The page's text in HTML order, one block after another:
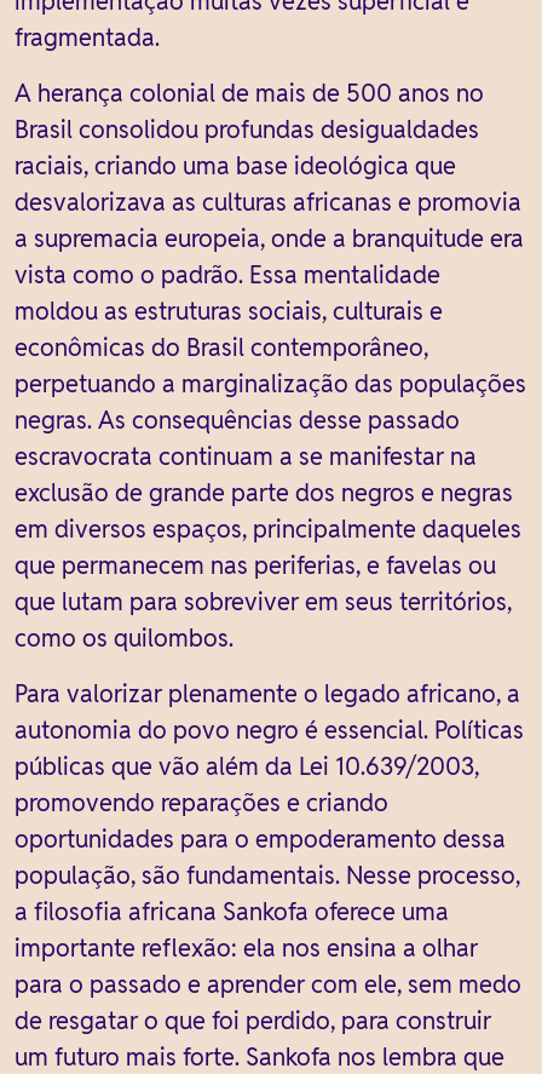
fragmentada.
A herança colonial de mais de 500 anos no
Brasil consolidou profundas desigualdades
raciais, criando uma base ideológica que
desvalorizava as culturas africanas e promovia
a supremacia europeia, onde a branquitude era
vista como o padrão. Essa mentalidade
moldou as estruturas sociais, culturais e
econômicas do Brasil contemporâneo,
perpetuando a marginalização das populações
negras. As consequências desse passado
escravocrata continuam a se manifestar na
exclusão de grande parte dos negros e negras
em diversos espaços, principalmente daqueles
que permanecem nas periferias, e favelas ou
que lutam para sobreviver em seus territórios,
como os quilombos.
Para valorizar plenamente o legado africano, a
autonomia do povo negro é essencial. Políticas
públicas que vão além da Lei 10.639/2003,
promovendo reparações e criando
oportunidades para o empoderamento dessa
população, são fundamentais. Nesse processo,
a filosofia africana Sankofa oferece uma
importante reflexão: ela nos ensina a olhar
para o passado e aprender com ele, sem medo
de resgatar o que foi perdido, para construir
um futuro mais forte. Sankofa nos lembra que